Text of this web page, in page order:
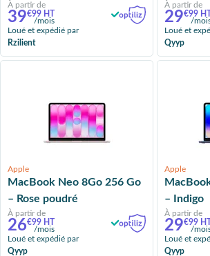
À partir de
39€99 HT
/mois
Loué et expédié par
Rzilient
À partir de
29€99
/
Loué et
Qyyp
Apple
MacBook Neo 8Go 256 Go
– Rose poudré
À partir de
26€99 HT
/mois
Loué et expédié par
Qyyp
Apple
– Indigo
À partir de
29€99
/
Loué et
Qyyp